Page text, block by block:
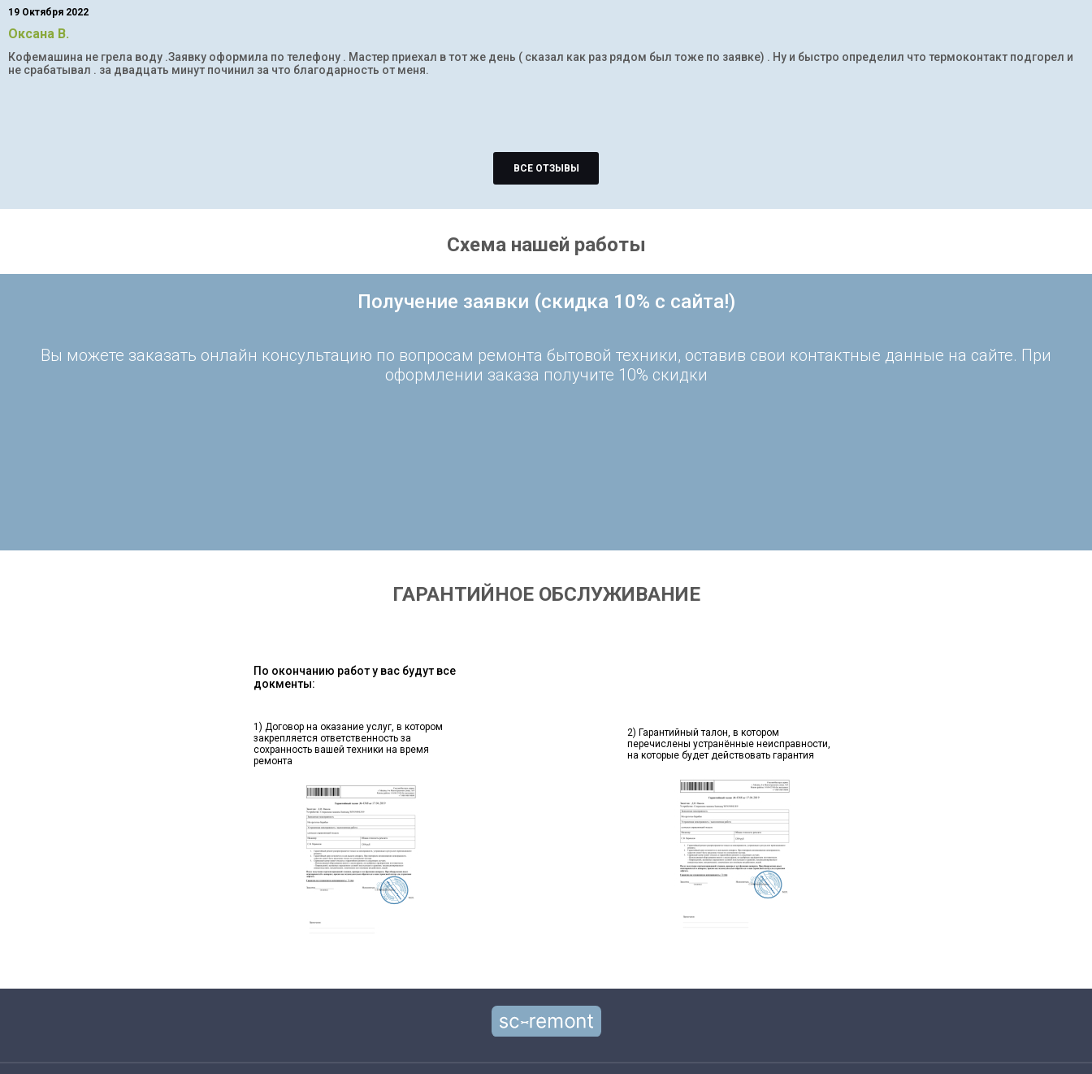
19 Октября 2022
Оксана В.
Кофемашина не грела воду .Заявку оформила по телефону . Мастер приехал в тот же день ( сказал как раз рядом был тоже по заявке) . Ну и быстро определил что термоконтакт подгорел и
не срабатывал . за двадцать минут починил за что благодарность от меня.
ВСЕ ОТЗЫВЫ
Схема нашей работы
Получение заявки (скидка 10% с сайта!)
Вы можете заказать онлайн консультацию по вопросам ремонта бытовой техники, оставив свои контактные данные на сайте. При
оформлении заказа получите 10% скидки
ГАРАНТИЙНОЕ ОБСЛУЖИВАНИЕ
По окончанию работ у вас будут все
докменты:
1) Договор на оказание услуг, в котором
закрепляется ответственность за
сохранность вашей техники на время
ремонта
2) Гарантийный талон, в котором
перечислены устранённые неисправности,
на которые будет действовать гарантия